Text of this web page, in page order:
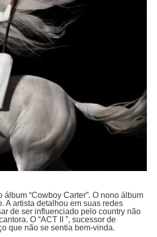
“Cowboy Carter”. O nono álbum
A artista detalhou em suas redes
de ser influenciado pelo country não
O “ACT II ”, sucessor de
que não se sentia bem-vinda.